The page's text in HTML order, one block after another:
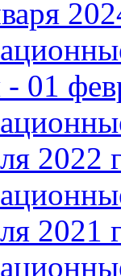
01
2022
2021